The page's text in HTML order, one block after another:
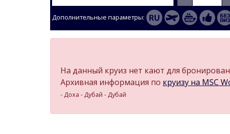
Дополнительные параметры:
На данный круиз нет кают для
Архивная информация по круизу на MSC
- Доха - Дубай - Дубай